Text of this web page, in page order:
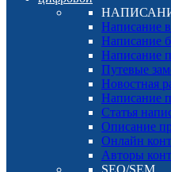
Написание
Написание
Написание
Путевые
Новостная
Написание
Статья
Описание
Онлайн
Авторы
SEO/SEM